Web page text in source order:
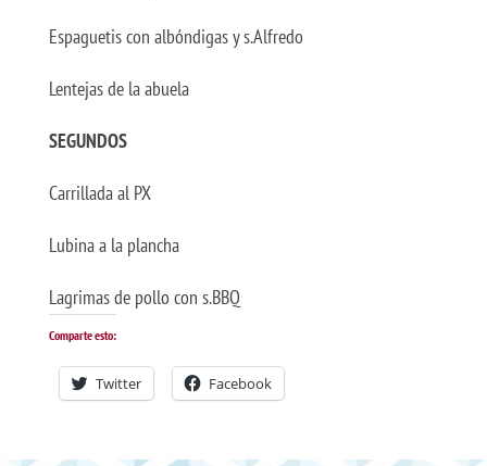
Espaguetis con albóndigas y s.Alfredo
Lentejas de la abuela
SEGUNDOS
Carrillada al PX
Lubina a la plancha
Lagrimas de pollo con s.BBQ
Comparte esto:
Twitter Facebook